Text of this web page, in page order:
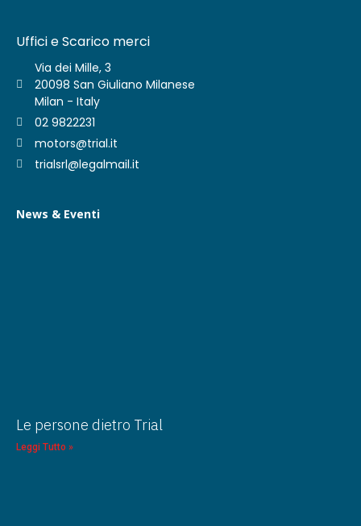
Uffici e Scarico merci
Via dei Mille, 3
20098 San Giuliano Milanese
Milan - Italy
02 9822231
motors@trial.it
trialsrl@legalmail.it
News & Eventi
Le persone dietro Trial
Leggi Tutto »